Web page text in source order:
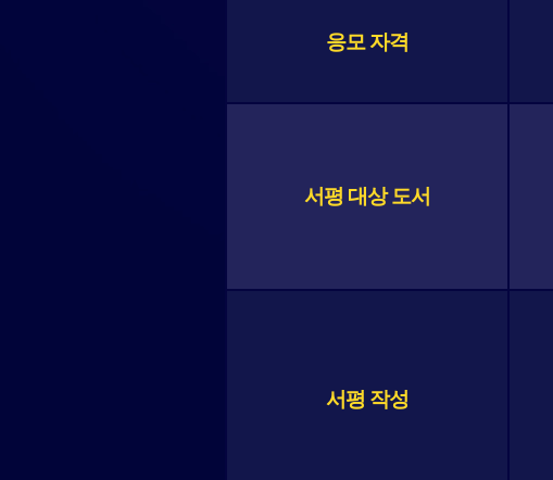
응모 자격
서평 대상 도서
서평 작성